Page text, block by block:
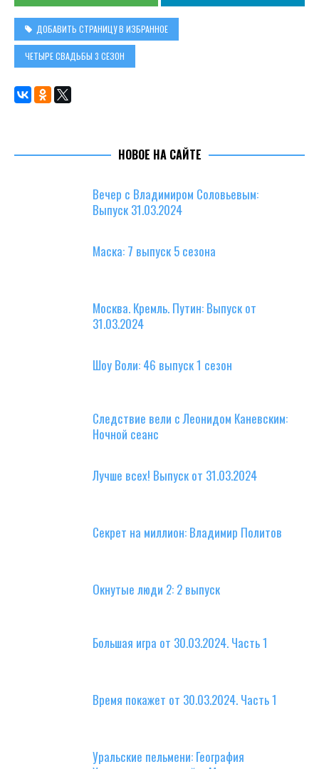
ДОБАВИТЬ СТРАНИЦУ В ИЗБРАННОЕ
ЧЕТЫРЕ СВАДЬБЫ 3 СЕЗОН
НОВОЕ НА САЙТЕ
Вечер с Владимиром Соловьевым:
Выпуск 31.03.2024
Маска: 7 выпуск 5 сезона
Москва. Кремль. Путин: Выпуск от
31.03.2024
Шоу Воли: 46 выпуск 1 сезон
Следствие вели с Леонидом Каневским:
Ночной сеанс
Лучше всех! Выпуск от 31.03.2024
Секрет на миллион: Владимир Политов
Окнутые люди 2: 2 выпуск
Большая игра от 30.03.2024. Часть 1
Время покажет от 30.03.2024. Часть 1
Уральские пельмени: География